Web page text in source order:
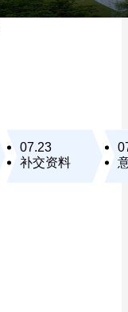
07.23
补交资料